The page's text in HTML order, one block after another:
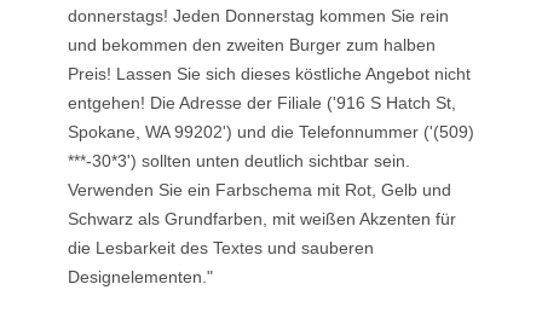
donnerstags! Jeden Donnerstag kommen Sie rein
und bekommen den zweiten Burger zum halben
Preis! Lassen Sie sich dieses köstliche Angebot nicht
entgehen! Die Adresse der Filiale ('916 S Hatch St,
Spokane, WA 99202') und die Telefonnummer ('(509)
***-30*3') sollten unten deutlich sichtbar sein.
Verwenden Sie ein Farbschema mit Rot, Gelb und
Schwarz als Grundfarben, mit weißen Akzenten für
die Lesbarkeit des Textes und sauberen
Designelementen."